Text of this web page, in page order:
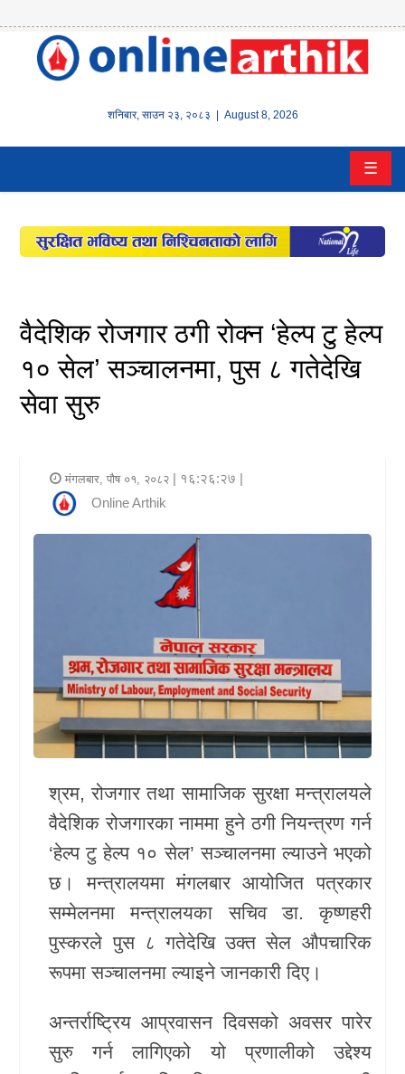
शनिबार, साउन २३, २०८३ | August 8, 2026
होम
वित्त
इन्स्योरेन्स
पूँजीबजार
अटो
कला
राजनीति
सूचना
र
प्रविधि
शिक्षा
स्वास्थ्य
खेलकुद
Unicode
☰
वैदेशिक रोजगार ठगी रोक्न ‘हेल्प टु हेल्प
१० सेल’ सञ्चालनमा, पुस ८ गतेदेखि
सेवा सुरु
मंगलबार, पौष ०१, २०८२ | १६:२६:२७ |
Online Arthik
श्रम, रोजगार तथा सामाजिक सुरक्षा मन्त्रालयले
वैदेशिक रोजगारका नाममा हुने ठगी नियन्त्रण गर्न
‘हेल्प टु हेल्प १० सेल’ सञ्चालनमा ल्याउने भएको
छ। मन्त्रालयमा मंगलबार आयोजित पत्रकार
सम्मेलनमा मन्त्रालयका सचिव डा. कृष्णहरी
पुस्करले पुस ८ गतेदेखि उक्त सेल औपचारिक
रूपमा सञ्चालनमा ल्याइने जानकारी दिए।
अन्तर्राष्ट्रिय आप्रवासन दिवसको अवसर पारेर
सुरु गर्न लागिएको यो प्रणालीको उद्देश्य